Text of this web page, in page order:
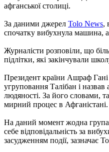
афганської столиці.
За даними джерел Tolo News,
спочатку вибухнула машина,
Журналісти розповіли, що
підлітки, які закінчували
Президент країни Ашраф
угруповання Талібан і
людяності. За його словами,
мирний процес в Афганістані.
На даний момент жодна група
себе відповідальність за
засудженням події, зазначає